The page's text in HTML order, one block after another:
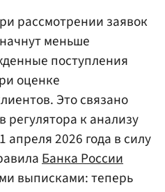
рассмотрении заявок
меньше
поступления
оценке
Это связано
регулятора к анализу
2026 года в силу
Банка России
выписками: теперь